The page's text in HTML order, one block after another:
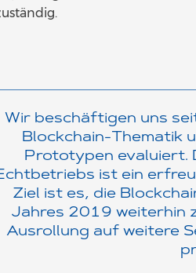
Wir beschäftigen uns
Blockchain-Thematik
Prototypen evaluiert.
ist ein
Ziel ist es, die
Jahres 2019 weiterhin
Ausrollung auf weitere